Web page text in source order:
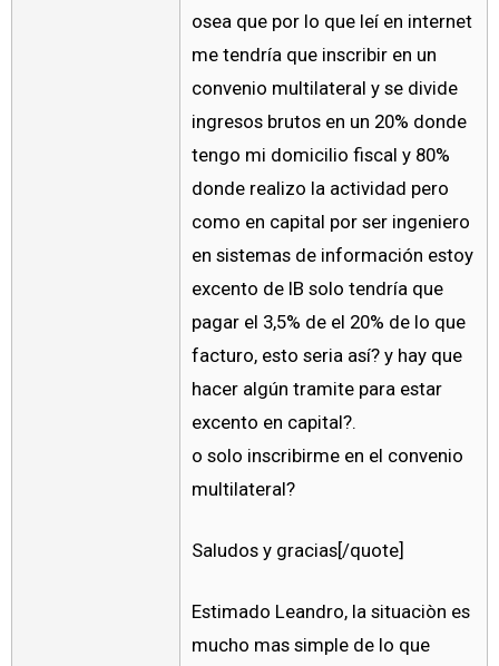
osea que por lo que leí en internet
me tendría que inscribir en un
convenio multilateral y se divide
ingresos brutos en un 20% donde
tengo mi domicilio fiscal y 80%
donde realizo la actividad pero
como en capital por ser ingeniero
en sistemas de información estoy
excento de IB solo tendría que
pagar el 3,5% de el 20% de lo que
facturo, esto seria así? y hay que
hacer algún tramite para estar
excento en capital?.
o solo inscribirme en el convenio
multilateral?
Saludos y gracias[/quote]
Estimado Leandro, la situaciòn es
mucho mas simple de lo que